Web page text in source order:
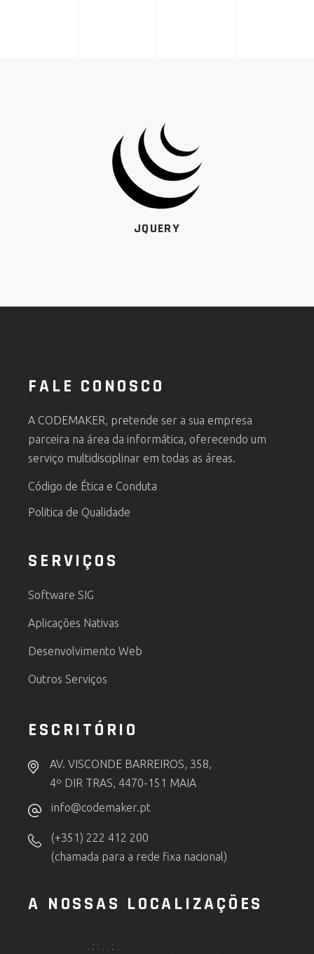
JQUERY
FALE CONOSCO
A CODEMAKER, pretende ser a sua empresa
parceira na área da informática, oferecendo um
serviço multidisciplinar em todas as áreas.
Código de Ética e Conduta
Politica de Qualidade
SERVIÇOS
Software SIG
Aplicações Nativas
Desenvolvimento Web
Outros Serviços
ESCRITÓRIO
AV. VISCONDE BARREIROS, 358,
4º DIR TRAS, 4470-151 MAIA
info@codemaker.pt
(+351) 222 412 200
(chamada para a rede fixa nacional)
A NOSSAS LOCALIZAÇÕES